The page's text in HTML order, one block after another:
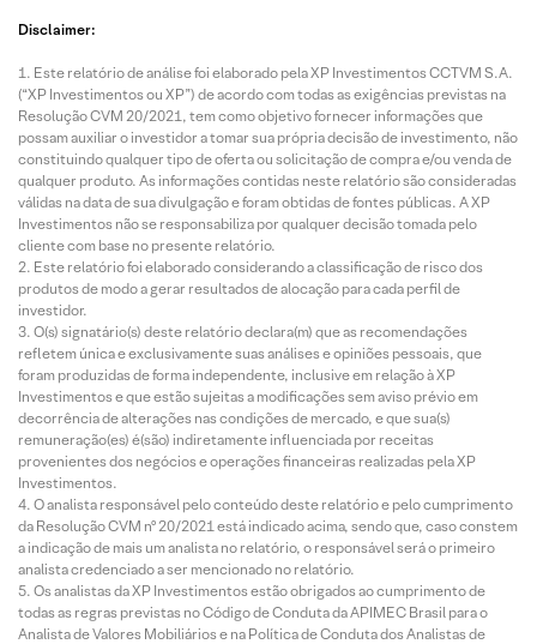
Disclaimer:
Este relatório de análise foi elaborado pela XP Investimentos CCTVM S.A.
(“XP Investimentos ou XP”) de acordo com todas as exigências previstas na
Resolução CVM 20/2021, tem como objetivo fornecer informações que
possam auxiliar o investidor a tomar sua própria decisão de investimento, não
constituindo qualquer tipo de oferta ou solicitação de compra e/ou venda de
qualquer produto. As informações contidas neste relatório são consideradas
válidas na data de sua divulgação e foram obtidas de fontes públicas. A XP
Investimentos não se responsabiliza por qualquer decisão tomada pelo
cliente com base no presente relatório.
Este relatório foi elaborado considerando a classificação de risco dos
produtos de modo a gerar resultados de alocação para cada perfil de
investidor.
O(s) signatário(s) deste relatório declara(m) que as recomendações
refletem única e exclusivamente suas análises e opiniões pessoais, que
foram produzidas de forma independente, inclusive em relação à XP
Investimentos e que estão sujeitas a modificações sem aviso prévio em
decorrência de alterações nas condições de mercado, e que sua(s)
remuneração(es) é(são) indiretamente influenciada por receitas
provenientes dos negócios e operações financeiras realizadas pela XP
Investimentos.
O analista responsável pelo conteúdo deste relatório e pelo cumprimento
da Resolução CVM nº 20/2021 está indicado acima, sendo que, caso constem
a indicação de mais um analista no relatório, o responsável será o primeiro
analista credenciado a ser mencionado no relatório.
Os analistas da XP Investimentos estão obrigados ao cumprimento de
todas as regras previstas no Código de Conduta da APIMEC Brasil para o
Analista de Valores Mobiliários e na Política de Conduta dos Analistas de